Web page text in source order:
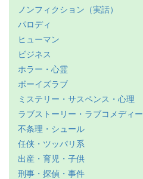
ノンフィクション（実話）
パロディ
ヒューマン
ビジネス
ホラー・心霊
ボーイズラブ
ミステリー・サスペンス・心理
ラブストーリー・ラブコメディー
不条理・シュール
任侠・ツッパリ系
出産・育児・子供
刑事・探偵・事件